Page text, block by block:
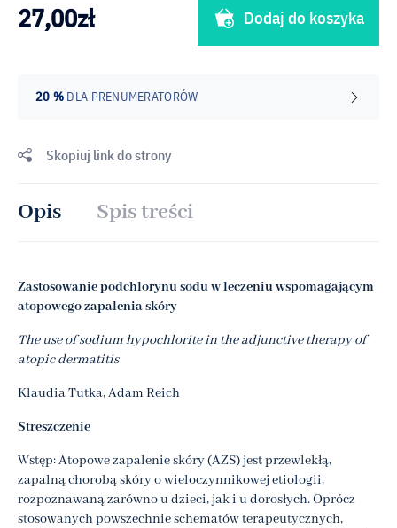
27,00zł Dodaj do koszyka
20 % DLA PRENUMERATORÓW
Skopiuj link do strony
Opis Spis treści
Zastosowanie podchlorynu sodu w leczeniu wspomagającym
atopowego zapalenia skóry
The use of sodium hypochlorite in the adjunctive therapy of
atopic dermatitis
Klaudia Tutka, Adam Reich
Streszczenie
Wstęp: Atopowe zapalenie skóry (AZS) jest przewlekłą,
zapalną chorobą skóry o wieloczynnikowej etiologii,
rozpoznawaną zarówno u dzieci, jak i u dorosłych. Oprócz
stosowanych powszechnie schematów terapeutycznych,